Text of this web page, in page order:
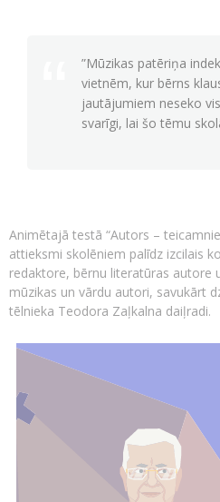
”Mūzikas patēriņa
vietnēm, kur bērns
jautājumiem neseko
svarīgi, lai šo tēmu
Animētajā testā “Autors –
attieksmi skolēniem palīdz izcilais
redaktore, bērnu literatūras autore
mūzikas un vārdu autori, savukārt
tēlnieka Teodora Zaļkalna daiļradi.